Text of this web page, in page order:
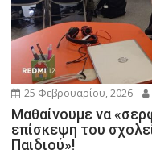
25 Φεβρουαρίου, 2026
Μαθαίνουμε να
επίσκεψη του
Παιδιού»!